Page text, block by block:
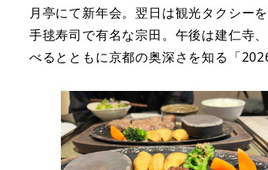
月亭にて新年会。翌日は観光タクシー
手毬寿司で有名な宗田。午後は建仁寺
べるとともに京都の奥深さを知る「